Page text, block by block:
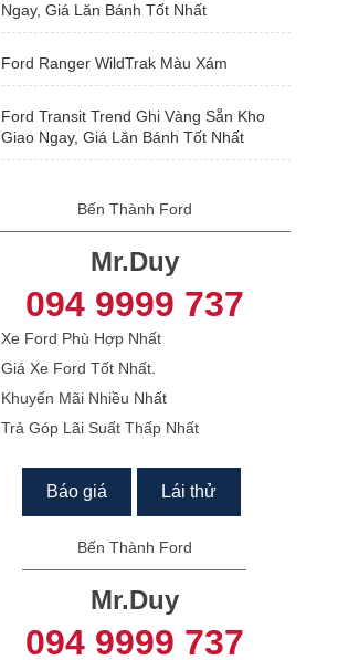
Ngay, Giá Lăn Bánh Tốt Nhất
Ford Ranger WildTrak Màu Xám
Ford Transit Trend Ghi Vàng Sẵn Kho
Giao Ngay, Giá Lăn Bánh Tốt Nhất
Bến Thành Ford
Mr.Duy
094 9999 737
Xe Ford Phù Hợp Nhất
Giá Xe Ford Tốt Nhất.
Khuyến Mãi Nhiều Nhất
Trả Góp Lãi Suất Thấp Nhất
Báo giá Lái thử
Bến Thành Ford
Mr.Duy
094 9999 737